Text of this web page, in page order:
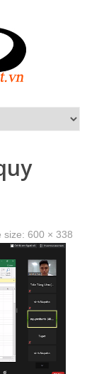
size: 600 × 338